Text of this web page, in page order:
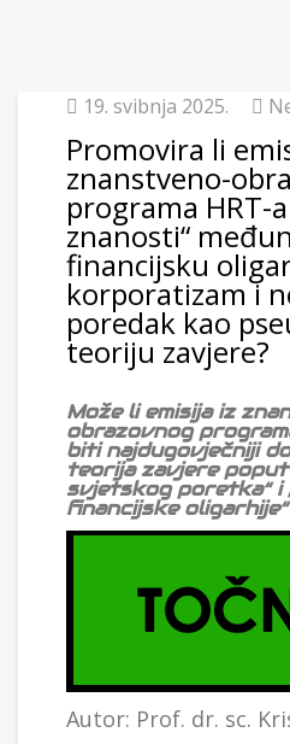
19. svibnja 2025.
Promovira li
znanstveno-
programa HRT-
znanosti“
financijsku
korporatizam i
poredak kao
teoriju zavjere?
Može li emisija iz
obrazovnog
biti najdugovječniji
teorija zavjere poput
svjetskog poretka“ i
financijske
Autor: Prof. dr. sc.